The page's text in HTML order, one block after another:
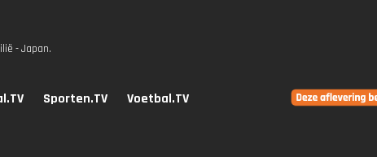
- Japan.
Sporten.TV Voetbal.TV